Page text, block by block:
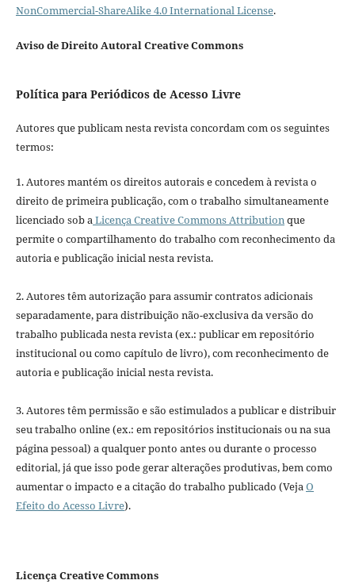
NonCommercial-ShareAlike 4.0 International License.
Aviso de Direito Autoral Creative Commons
Política para Periódicos de Acesso Livre
Autores que publicam nesta revista concordam com os seguintes
termos:
1. Autores mantém os direitos autorais e concedem à revista o
direito de primeira publicação, com o trabalho simultaneamente
licenciado sob aLicença Creative Commons Attributionque
permite o compartilhamento do trabalho com reconhecimento da
autoria e publicação inicial nesta revista.
2. Autores têm autorização para assumir contratos adicionais
separadamente, para distribuição não-exclusiva da versão do
trabalho publicada nesta revista (ex.: publicar em repositório
institucional ou como capítulo de livro), com reconhecimento de
autoria e publicação inicial nesta revista.
3. Autores têm permissão e são estimulados a publicar e distribuir
seu trabalho online (ex.: em repositórios institucionais ou na sua
página pessoal) a qualquer ponto antes ou durante o processo
editorial, já que isso pode gerar alterações produtivas, bem como
aumentar o impacto e a citação do trabalho publicado (VejaO
Efeito do Acesso Livre).
Licença Creative Commons